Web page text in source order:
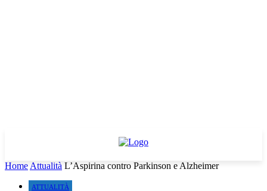
Home Attualità L’Aspirina contro Parkinson e Alzheimer
ATTUALITÀ